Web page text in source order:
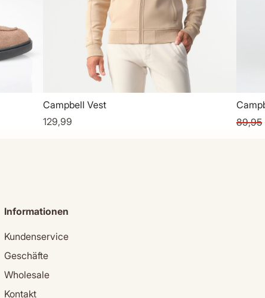
Campbell Vest
129,99
89,95
Informationen
Kundenservice
Geschäfte
Wholesale
Kontakt